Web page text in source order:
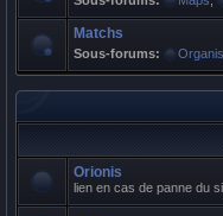
Matchs
Sous-forums:
Orionis
lien en cas de panne du